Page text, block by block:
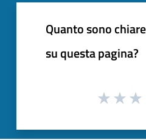
Quanto sono
su questa pagina?